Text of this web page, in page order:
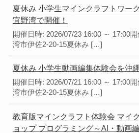
夏休み 小学生マインクラフトワー
宜野湾で開催！
開催日時: 2026/07/23 16:00 ～ 17:00
湾市伊佐2-20-15夏休み […]
夏休み 小学生動画編集体験会を沖
開催日時: 2026/07/21 16:00 ～ 17:00
湾市伊佐2-20-15夏休み […]
教育版マインクラフト体験会 マイ
ョップ プログラミング～AI・動画